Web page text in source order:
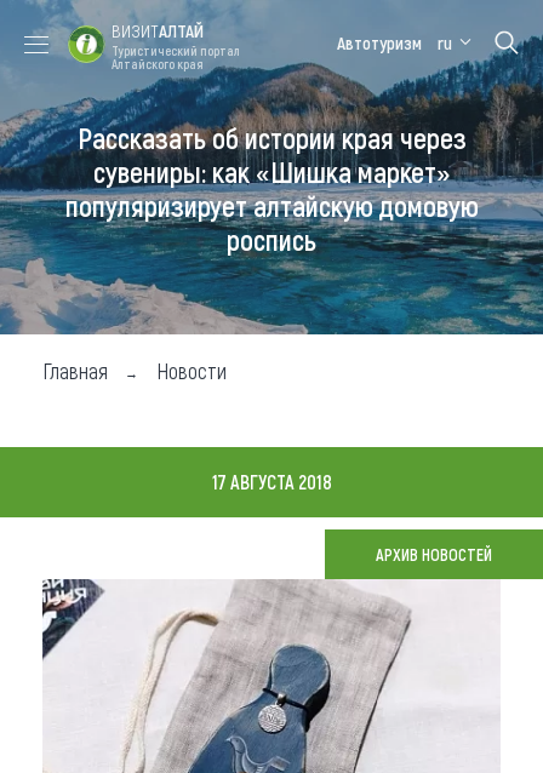
Форум VISIT
ALTAI
Цветение
маральника
Медицинский
форум
Алтайская
зимовка
Туры
Где побывать
Чем заняться
Где остановиться
Что привезти (сувениры)
О регионе
Коллекция впечатлений
Другие рубрики
ВИЗИТАЛТАЙ
Туристический портал
Алтайского края
Автотуризм ru
Рассказать об истории края через
сувениры: как «Шишка маркет»
популяризирует алтайскую домовую
роспись
Главная Новости
17 АВГУСТА 2018
АРХИВ НОВОСТЕЙ